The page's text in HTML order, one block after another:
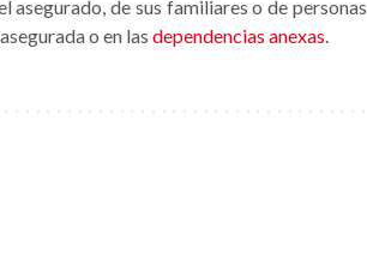
de sus familiares o de personas
o en las dependencias anexas.